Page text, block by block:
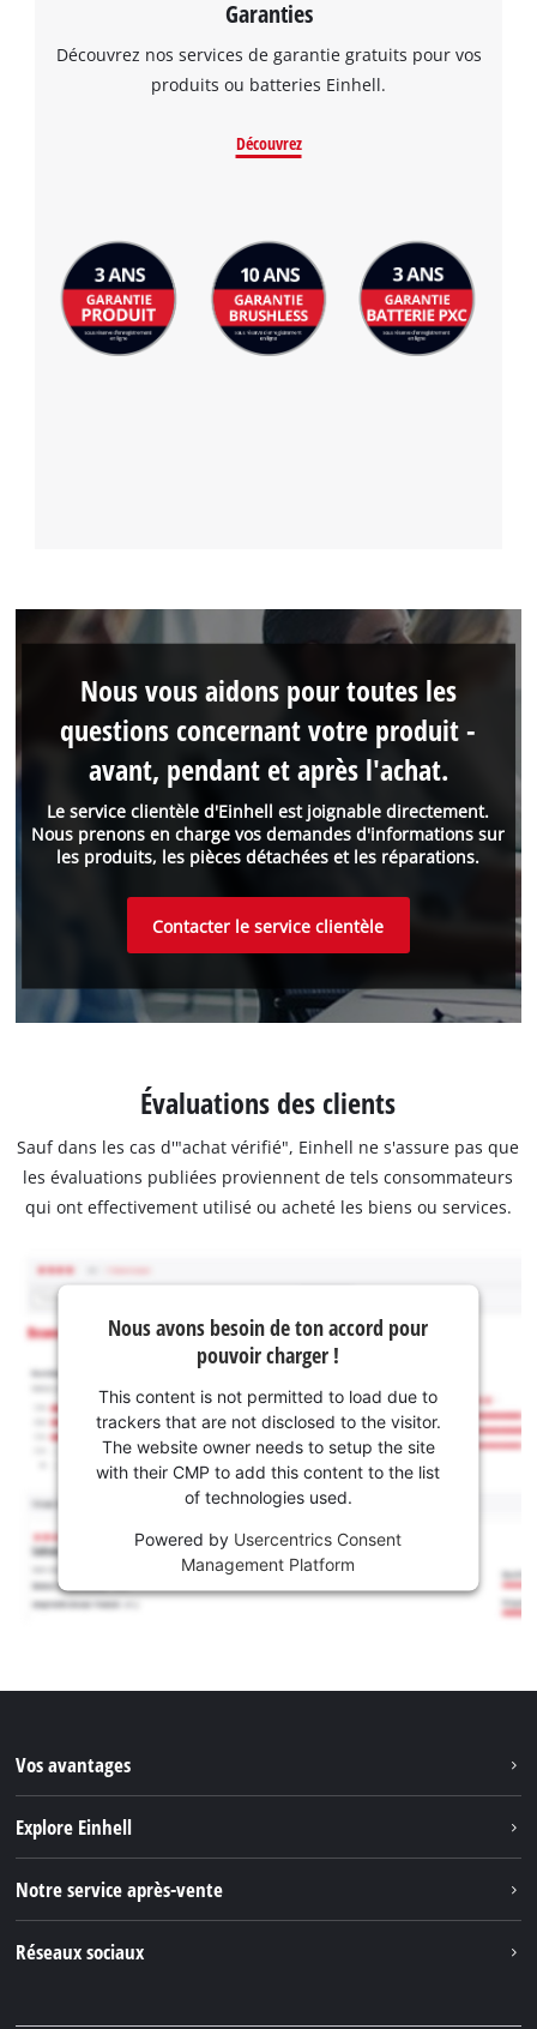
Garanties
Découvrez nos services de garantie gratuits pour vos
produits ou batteries Einhell.
Découvrez
Le service clientèle d'Einhell est joignable directement.
Nous prenons en charge vos demandes d'informations sur
les produits, les pièces détachées et les réparations.
Nous vous aidons pour toutes les
questions concernant votre produit -
avant, pendant et après l'achat.
Contacter le service clientèle
Évaluations des clients
Sauf dans les cas d'"achat vérifié", Einhell ne s'assure pas que
les évaluations publiées proviennent de tels consommateurs
qui ont effectivement utilisé ou acheté les biens ou services.
Nous avons besoin de ton accord pour
pouvoir charger !
This content is not permitted to load due to
trackers that are not disclosed to the visitor.
The website owner needs to setup the site
with their CMP to add this content to the list
of technologies used.
Powered by Usercentrics Consent
Management Platform
Vos avantages
Explore Einhell
Einhell Germany AG
Notre service après-vente
Réseaux sociaux